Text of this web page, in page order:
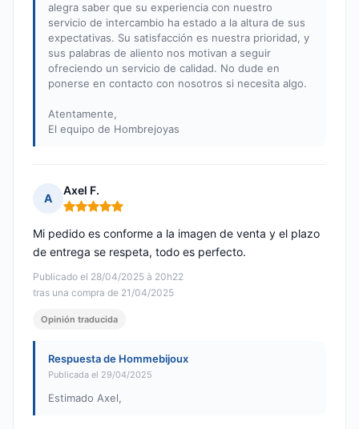
alegra saber que su experiencia con nuestro
servicio de intercambio ha estado a la altura de sus
expectativas. Su satisfacción es nuestra prioridad, y
sus palabras de aliento nos motivan a seguir
ofreciendo un servicio de calidad. No dude en
ponerse en contacto con nosotros si necesita algo.
Atentamente,
El equipo de Hombrejoyas
A
Axel F.
Nota: 5 de 5
Publicado el 28/04/2025 à 20h22
tras una compra de 21/04/2025
Mi pedido es conforme a la imagen de venta y el plazo
de entrega se respeta, todo es perfecto.
Opinión traducida
Respuesta de Hommebijoux
Publicada el 29/04/2025
Estimado Axel,